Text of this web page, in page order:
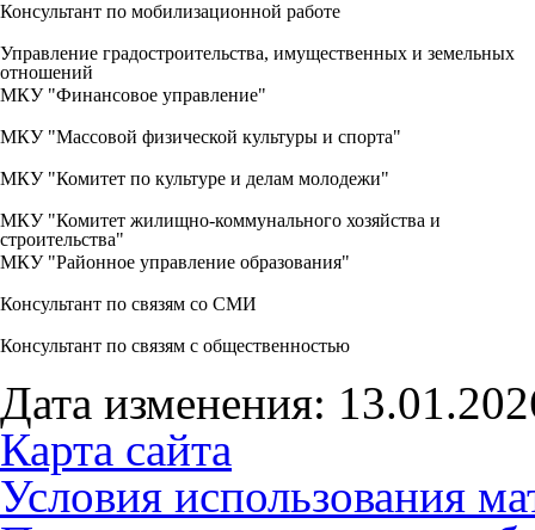
Консультант по мобилизационной работе
Управление градостроительства, имущественных и земельных
отношений
МКУ "Финансовое управление"
МКУ "Массовой физической культуры и спорта"
МКУ "Комитет по культуре и делам молодежи"
МКУ "Комитет жилищно-коммунального хозяйства и
строительства"
МКУ "Районное управление образования"
Консультант по связям со СМИ
Консультант по связям с общественностью
Дата изменения:
Карта сайта
Условия использования